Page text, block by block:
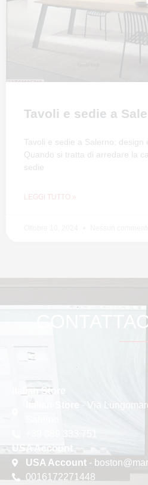
Tavoli e sedie a
Tavoli e sedie a Salerno:
Quando si tratta di arredare la
sedie
LEGGI TUTTO »
Italian Store
Italian Store
- Via
USA Account
USA Account-
0016172271448